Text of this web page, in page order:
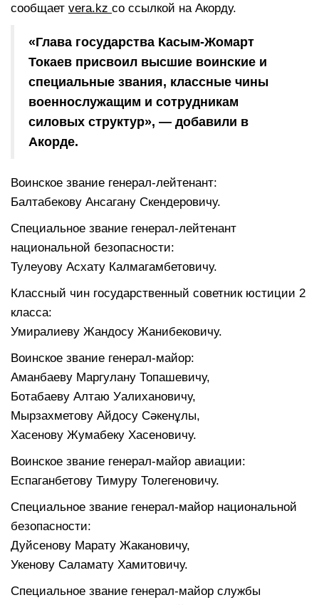
сообщает vera.kz со ссылкой на Акорду.
«Глава государства Касым-Жомарт
Токаев присвоил высшие воинские и
специальные звания, классные чины
военнослужащим и сотрудникам
силовых структур», — добавили в
Акорде.
Воинское звание генерал-лейтенант:
Балтабекову Ансагану Скендеровичу.
Специальное звание генерал-лейтенант
национальной безопасности:
Тулеуову Асхату Калмагамбетовичу.
Классный чин государственный советник юстиции 2
класса:
Умиралиеву Жандосу Жанибековичу.
Воинское звание генерал-майор:
Аманбаеву Маргулану Топашевичу,
Ботабаеву Алтаю Уалихановичу,
Мырзахметову Айдосу Сәкенұлы,
Хасенову Жумабеку Хасеновичу.
Воинское звание генерал-майор авиации:
Еспаганбетову Тимуру Толегеновичу.
Специальное звание генерал-майор национальной
безопасности:
Дуйсенову Марату Жакановичу,
Укенову Саламату Хамитовичу.
Специальное звание генерал-майор службы